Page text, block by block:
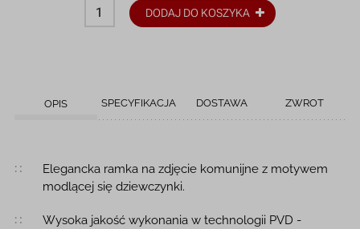
DODAJ DO KOSZYKA
OPIS SPECYFIKACJA DOSTAWA ZWROT
Opis produktu
Elegancka ramka na zdjęcie komunijne z motywem
modlącej się dziewczynki.
Wysoka jakość wykonania w technologii PVD -